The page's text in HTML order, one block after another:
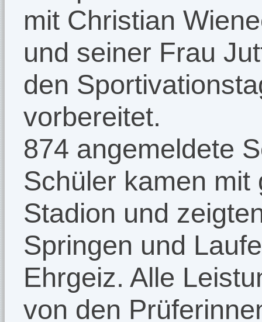
mit Christian
und seiner Frau
den
vorbereitet.
874 angemeldete
Schüler kamen
Stadion und
Springen und
Ehrgeiz. Alle
von den